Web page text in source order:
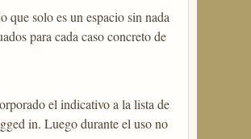
solo es un espacio sin nada
para cada caso concreto de
el indicativo a la lista de
in. Luego durante el uso no